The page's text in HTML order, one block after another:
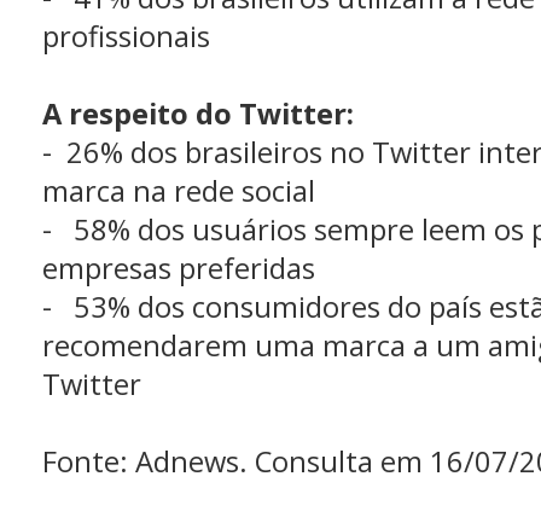
profissionais
A respeito do Twitter:
- 26% dos brasileiros no Twitter
marca na rede social
- 58% dos usuários sempre leem os
empresas preferidas
- 53% dos consumidores do país
recomendarem uma marca a um
Twitter
Fonte: Adnews. Consulta em 16/07/